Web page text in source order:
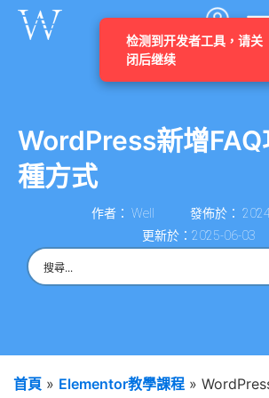
WordPress新增FAQ
種方式
作者： Well 發佈於：
更新於：2025-06-03
首頁 » Elementor教學課程 »